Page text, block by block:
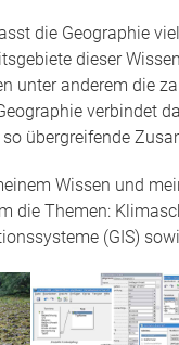
die Geographie
dieser
unter anderem die
verbindet
übergreifende
Wissen und
die Themen:
(GIS)